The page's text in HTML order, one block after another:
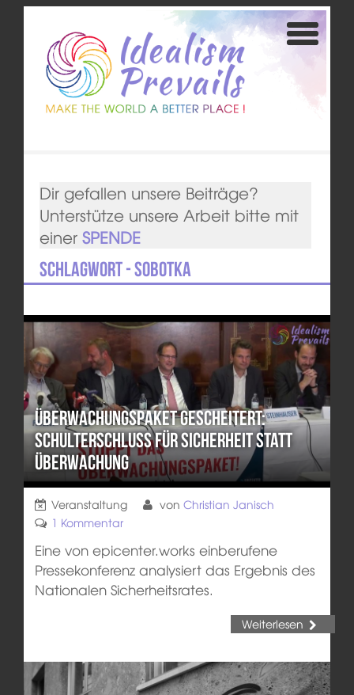
Dir gefallen unsere Beiträge?
Unterstütze unsere Arbeit bitte mit
einer SPENDE
Schlagwort - Sobotka
Überwachungspaket gescheitert:
Schulterschluss für Sicherheit statt
Überwachung
Veranstaltung von Christian Janisch
1 Kommentar
Eine von epicenter.works einberufene
Pressekonferenz analysiert das Ergebnis des
Nationalen Sicherheitsrates.
Weiterlesen